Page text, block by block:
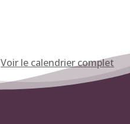
Voir le calendrier complet